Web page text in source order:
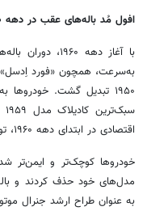
افول مُد باله‌های عقب در دهه ۱۹۶۰
با آغاز دهه
۱۹۵۰ تبدیل گشت.
اقتصادی در ابتدای دهه ۱۹۶۰، تولید آن‌ها پرهزینه‌تر شد.
خودروها کوچک‌تر و ایمن‌تر
مدل‌های خود حذف کردند و
به عنوان طراح ارشد جنرال